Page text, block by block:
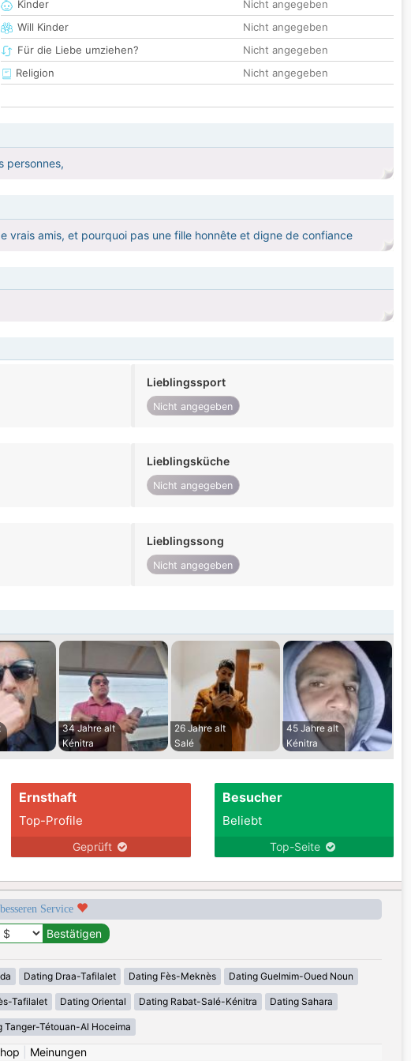
Kinder
Nicht angegeben
Will Kinder
Nicht angegeben
Für die Liebe umziehen?
Nicht angegeben
Religion
Nicht angegeben
personnes,
amis, et pourquoi pas une fille honnête et digne de confiance
Lieblingssport
Nicht angegeben
Lieblingsküche
Nicht angegeben
Lieblingssong
Nicht angegeben
34 Jahre alt
Kénitra
26 Jahre alt
Salé
45 Jahre alt
Kénitra
Ernsthaft
Top-Profile
Geprüft
Besucher
Beliebt
Top-Seite
Service
Dating Draa-Tafilalet Dating Fès-Meknès Dating Guelmim-Oued Noun
Tafilalet Dating Oriental Dating Rabat-Salé-Kénitra Dating Sahara
Tanger-Tétouan-Al Hoceima
Meinungen